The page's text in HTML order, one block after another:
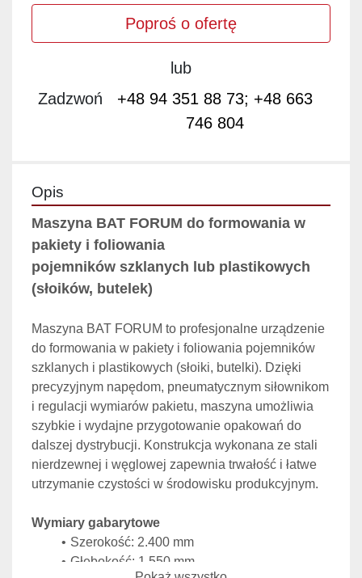
Poproś o ofertę
lub
Zadzwoń
+48 94 351 88 73; +48 663
746 804
Opis
Maszyna BAT FORUM do formowania w
pakiety i foliowania
pojemników szklanych lub plastikowych
(słoików, butelek)
Maszyna BAT FORUM to profesjonalne urządzenie
do formowania w pakiety i foliowania pojemników
szklanych i plastikowych (słoiki, butelki). Dzięki
precyzyjnym napędom, pneumatycznym siłownikom
i regulacji wymiarów pakietu, maszyna umożliwia
szybkie i wydajne przygotowanie opakowań do
dalszej dystrybucji. Konstrukcja wykonana ze stali
nierdzewnej i węglowej zapewnia trwałość i łatwe
utrzymanie czystości w środowisku produkcyjnym.
Wymiary gabarytowe
Szerokość: 2.400 mm
Głębokość: 1.550 mm